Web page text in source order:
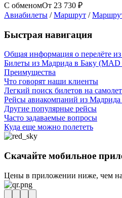
С обменомОт 23 730 ₽
Авиабилеты /Маршрут /
Быстрая навигация
Общая информация о перелёте
Билеты из Мадрида в Баку
Преимущества
Что говорят наши клиенты
Легкий поиск билетов на
Рейсы авиакомпаний из Мадрида
Другие популярные рейсы
Часто задаваемые вопросы
Куда еще можно полететь
Скачайте мобильное
Цены в приложении ниже, чем на